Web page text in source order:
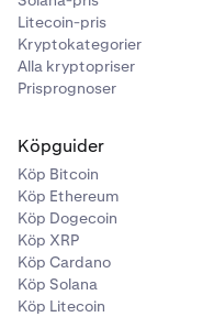
Litecoin-pris
Kryptokategorier
Alla kryptopriser
Prisprognoser
Köpguider
Köp Bitcoin
Köp Ethereum
Köp Dogecoin
Köp XRP
Köp Cardano
Köp Solana
Köp Litecoin